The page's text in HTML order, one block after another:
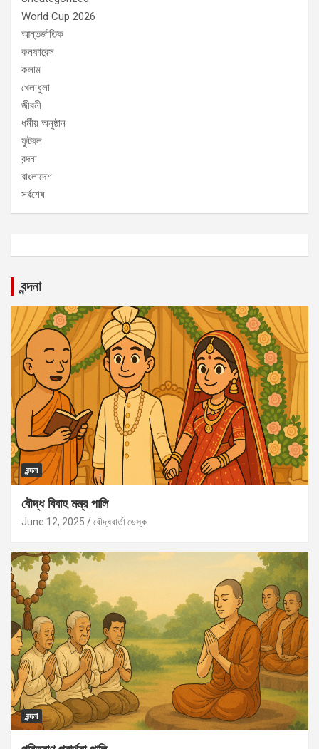
World Cup 2026
আন্তর্জাতিক
কনফারেন্স
কলাম
খেলাধুলা
জীবনী
ধর্মীয় অনুষ্ঠান
ফুটবল
বন্দনা
বাংলাদেশ
সর্বশেষ
বন্দনা
বন্দনা
বৌদ্ধ বিবাহ মন্ত্র পালি
June 12, 2025 বৌদ্ধবার্তা ডেস্ক:
বন্দনা